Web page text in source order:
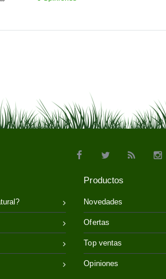
Productos
Novedades
Ofertas
Top ventas
Opiniones